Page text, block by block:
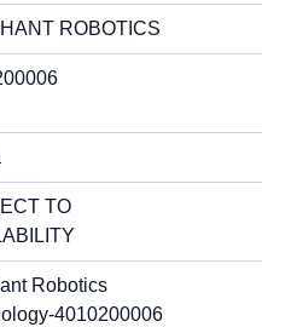
ROBOTICS
TO
Robotics
4010200006